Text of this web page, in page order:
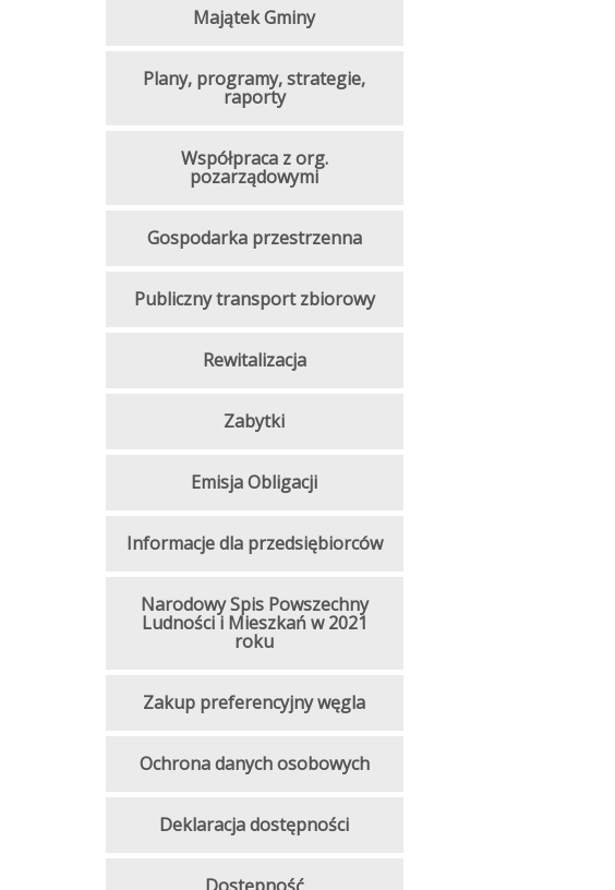
Majątek Gminy
Plany, programy, strategie,
raporty
Współpraca z org.
pozarządowymi
Gospodarka przestrzenna
Publiczny transport zbiorowy
Rewitalizacja
Zabytki
Emisja Obligacji
Informacje dla przedsiębiorców
Narodowy Spis Powszechny
Ludności i Mieszkań w 2021
roku
Zakup preferencyjny węgla
Ochrona danych osobowych
Deklaracja dostępności